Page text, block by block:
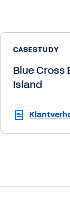
CASESTUDY
Blue Cross
Island